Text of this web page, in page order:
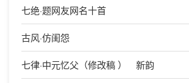
七绝·题网友网名十首
古风·仿闺怨
七律·中元忆父（修改稿 ） 新韵